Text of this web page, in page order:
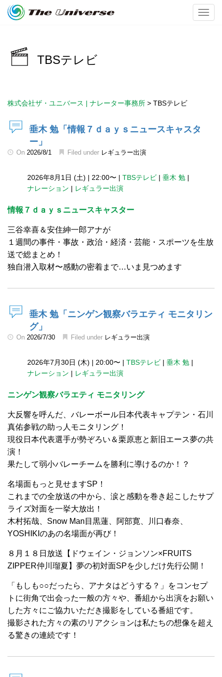
TBSテレビ
株式会社ザ・ユニバース | ナレーター事務所 > TBSテレビ
垂木 勉「情報７ｄａｙｓニュースキャスタ
ー」
On 2026/8/1 Filed under レギュラー出演
2026年8月1日 (土) | 22:00〜 | TBSテレビ | 垂木 勉 |
ナレーション | レギュラー出演
情報７ｄａｙｓニュースキャスター
三谷幸喜＆安住紳一郎アナが
１週間の事件・事故・政治・経済・芸能・スポーツを生放
送で総まとめ！
独自潜入取材〜感動の密着まで…いま見つめます
垂木 勉「ニンゲン観察バラエティ モニタリン
グ」
On 2026/7/30 Filed under レギュラー出演
2026年7月30日 (木) | 20:00〜 | TBSテレビ | 垂木 勉 |
ナレーション | レギュラー出演
ニンゲン観察バラエティ モニタリング
大反響を呼んだ、バレーボール日本代表キャプテン・石川
真佑参戦の助っ人モニタリング！
現役日本代表選手が勢ぞろい＆栗原恵と新旧エース夢の共
演！
果たして弱小バレーチームを勝利に導けるのか！？
名場面もっと見せますSP！
これまでの全放送の中から、涙と感動を巻き起こしたサプ
ライズ対面を一挙大放出！
木村拓哉、Snow Man目黒蓮、阿部寛、川口春奈、
YOSHIKIのあの名場面が再び！
８月１８日放送【ドウェイン・ジョンソン×FRUITS
ZIPPER仲川瑠夏】夢の初対面SPを少しだけ先行公開！
「もしも○○だったら、アナタはどうする？」をコンセプ
トに街角で出会った一般の方々や、番組から出演をお願い
した方々にご協力いただき撮影をしている番組です。
撮影された方々の素のリアクションは私たちの想像を超え
る驚きの連続です！